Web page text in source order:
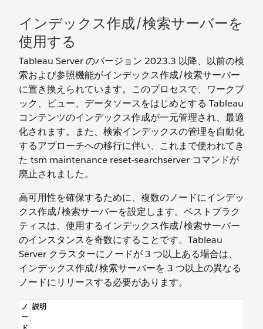
インデックス作成/検索サーバーを
使用する
Tableau Server のバージョン 2023.3 以降、以前の検
索および参照機能がインデックス作成/検索サーバー
に置き換えられています。このプロセスで、ワークブ
ック、ビュー、データソースをはじめとする Tableau
コンテンツのインデックス作成が一元管理され、最適
化されます。また、検索インデックスの管理を自動化
するアプローチへの移行に伴い、これまで使われてき
た tsm maintenance reset-searchserver コマンドが
廃止されました。
高可用性を確保するために、複数のノードにインデッ
クス作成/検索サーバーを設定します。ベストプラク
ティスは、使用するインデックス作成/検索サーバー
のインスタンスを奇数にすることです。Tableau
Server クラスターにノードが 3 つ以上ある場合は、
インデックス作成/検索サーバーを 3 つ以上の異なる
ノードにリリースする必要があります。
ノ
ー
説明